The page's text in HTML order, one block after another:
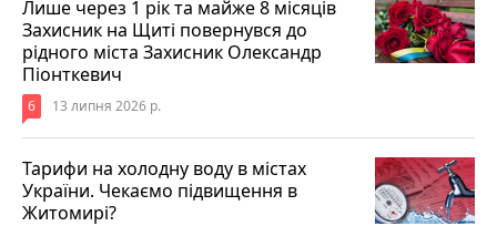
Лише через 1 рік та майже 8 місяців
Захисник на Щиті повернувся до
рідного міста Захисник Олександр
Піонткевич
6 13 липня 2026 р.
Тарифи на холодну воду в містах
України. Чекаємо підвищення в
Житомирі?